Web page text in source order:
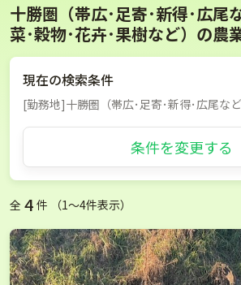
十勝圏（帯広･足寄･新得･広尾
菜･穀物･花卉･果樹など）の農
現在の検索条件
[勤務地]十勝圏（帯広･足寄･新得･広尾な
条件を変更する
全 4 件 （1〜4件表示）